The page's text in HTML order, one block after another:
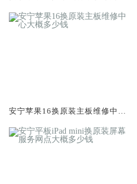
安宁苹果16换原装主板维修中心